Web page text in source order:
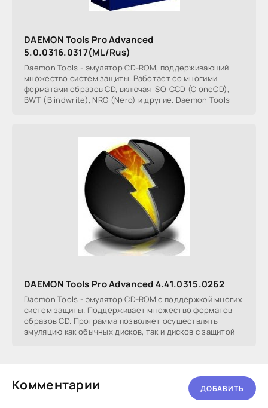
DAEMON Tools Pro Advanced
5.0.0316.0317(ML/Rus)
Daemon Tools - эмулятор СD-ROM, поддерживающий
множество систем защиты. Работает со многими
форматами образов CD, включая ISO, CCD (CloneCD),
BWT (Blindwrite), NRG (Nero) и другие. Daemon Tools
DAEMON Tools Pro Advanced 4.41.0315.0262
Daemon Tools - эмулятор СD-ROM с поддержкой многих
систем защиты. Поддерживает множество форматов
образов CD. Программа позволяет осуществлять
эмуляцию как обычных дисков, так и дисков с защитой
Комментарии ДОБАВИТЬ